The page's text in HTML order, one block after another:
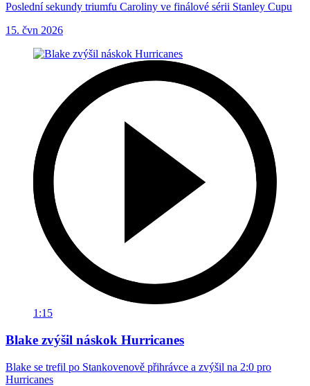
Poslední sekundy triumfu Caroliny ve finálové sérii Stanley Cupu
15. čvn 2026
1:15
Blake zvýšil náskok Hurricanes
Blake se trefil po Stankovenově přihrávce a zvýšil na 2:0 pro
Hurricanes